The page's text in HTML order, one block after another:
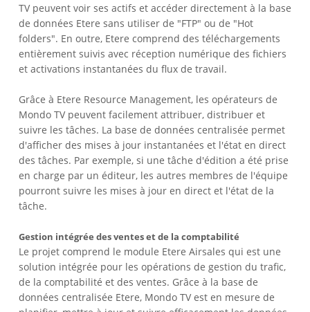
TV peuvent voir ses actifs et accéder directement à la base
de données Etere sans utiliser de "FTP" ou de "Hot
folders". En outre, Etere comprend des téléchargements
entièrement suivis avec réception numérique des fichiers
et activations instantanées du flux de travail.
Grâce à Etere Resource Management, les opérateurs de
Mondo TV peuvent facilement attribuer, distribuer et
suivre les tâches. La base de données centralisée permet
d'afficher des mises à jour instantanées et l'état en direct
des tâches. Par exemple, si une tâche d'édition a été prise
en charge par un éditeur, les autres membres de l'équipe
pourront suivre les mises à jour en direct et l'état de la
tâche.
Gestion intégrée des ventes et de la comptabilité
Le projet comprend le module Etere Airsales qui est une
solution intégrée pour les opérations de gestion du trafic,
de la comptabilité et des ventes. Grâce à la base de
données centralisée Etere, Mondo TV est en mesure de